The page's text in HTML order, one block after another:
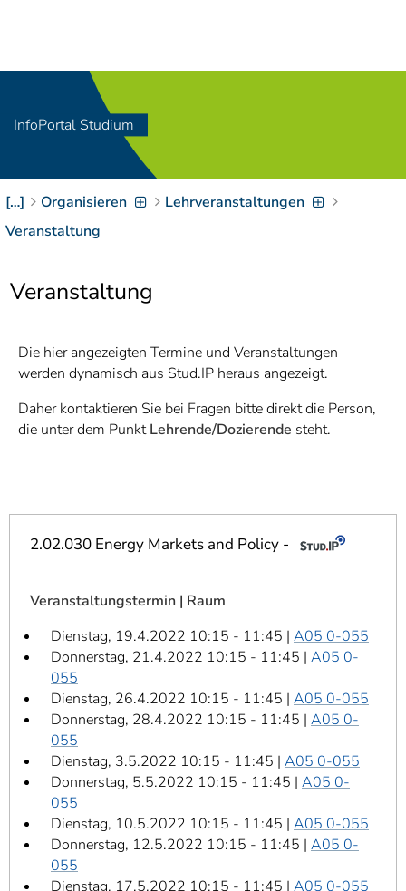
Zum Inhalt springen
[Access-Key 2
Zur Suche springen
[Access-Key 4]
Zur Hauptnavigation
Zielgruppennavigation
springen
Zur
Brotkrumennavigation
7]
Informationen zur
InfoPortal Studium
[…] Organisieren
Lehrveranstaltungen
Veranstaltung
Veranstaltung
Die hier angezeigten Termine und Veranstaltungen
werden dynamisch aus Stud.IP heraus angezeigt.
Daher kontaktieren Sie bei Fragen bitte direkt die Person,
die unter dem PunktLehrende/Dozierende steht.
2.02.030 Energy Markets and Policy -
Veranstaltungstermin | Raum
Dienstag, 19.4.2022 10:15 - 11:45 | A05 0-055
Donnerstag, 21.4.2022 10:15 - 11:45 | A05 0-
055
Dienstag, 26.4.2022 10:15 - 11:45 | A05 0-055
Donnerstag, 28.4.2022 10:15 - 11:45 | A05 0-
055
Dienstag, 3.5.2022 10:15 - 11:45 | A05 0-055
Donnerstag, 5.5.2022 10:15 - 11:45 | A05 0-
055
Dienstag, 10.5.2022 10:15 - 11:45 | A05 0-055
Donnerstag, 12.5.2022 10:15 - 11:45 | A05 0-
055
Dienstag, 17.5.2022 10:15 - 11:45 | A05 0-055